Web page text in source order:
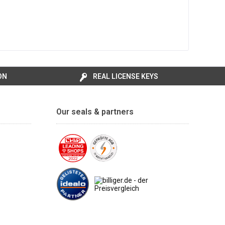
REAL LICENSE KEYS
Our seals & partners